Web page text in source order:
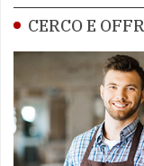
CERCO E